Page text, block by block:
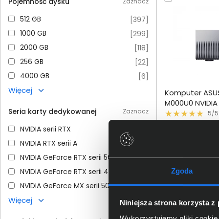
Zgoda
Niniejsza strona korzysta z
512 GB512 GB [397]
1000 GB
1000 GB [299]
2000 GB
2000 GB [118]
256 GB256 GB [22]
4000 GB
4000 GB [6]
Więcej
Seria karty dedykowanej Zaznacz
NVIDIA serii RTX
NVIDIA serii RTX
NVIDIA RTX serii A
NVIDIA RTX serii A
NVIDIA GeForce RTX serii 5000
NVIDIA GeForce RTX serii 5000 [15]
NVIDIA GeForce RTX serii 4000
NVIDIA GeForce RTX serii 4000
NVIDIA GeForce MX serii 500
NVIDIA GeForce MX serii 500 [3]
Więcej
Specyfikacja techniczna
Komputer
M000U0
2000SSD
5/5